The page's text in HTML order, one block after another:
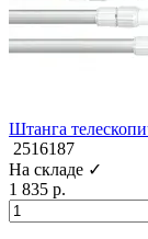
Штанга
2516187
На складе ✓
1 835 р.